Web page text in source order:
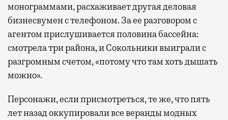
монограммами, расхаживает другая деловая
бизнесвумен с телефоном. За ее разговором с
агентом прислушивается половина бассейна:
смотрела три района, и Сокольники выиграли с
разгромным счетом, «потому что там хоть дышать
можно».
Персонажи, если присмотреться, те же, что пять
лет назад оккупировали все веранды модных